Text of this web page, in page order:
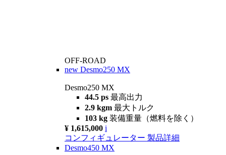
OFF-ROAD
new Desmo250 MX
Desmo250 MX
44.5 ps 最高出力
2.9 kgm 最大トルク
103 kg 装備重量（燃料を除く）
¥ 1,615,000 i
コンフィギュレーター 製品詳細
Desmo450 MX